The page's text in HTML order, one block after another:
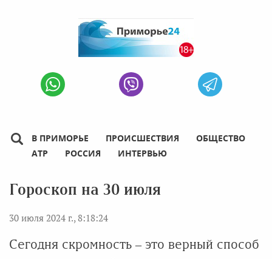
В ПРИМОРЬЕ ПРОИСШЕСТВИЯ
ОБЩЕСТВО
АТР
РОССИЯ ИНТЕРВЬЮ
Гороскоп на 30 июля
30 июля 2024 г., 8:18:24
Сегодня скромность – это верный способ